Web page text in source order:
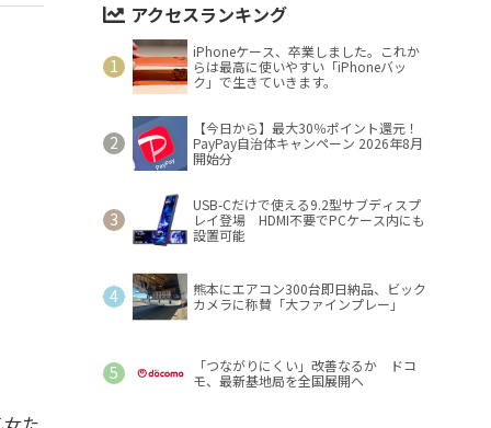
アクセスランキング
iPhoneケース、卒業しました。これか
らは最高に使いやすい「iPhoneバッ
ク」で生きていきます。
【今日から】最大30％ポイント還元！
PayPay自治体キャンペーン 2026年8月
開始分
USB-Cだけで使える9.2型サブディスプ
レイ登場 HDMI不要でPCケース内にも
設置可能
熊本にエアコン300台即日納品、ビック
カメラに称賛「大ファインプレー」
「つながりにくい」改善なるか ドコ
モ、最新基地局を全国展開へ